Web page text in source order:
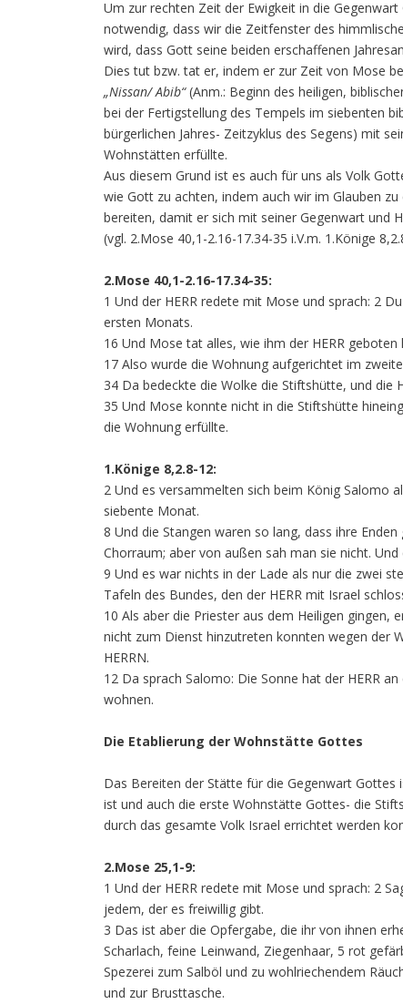
Um zur rechten Zeit der Ewigkeit in die
notwendig, dass wir die Zeitfenster des
wird, dass Gott seine beiden erschaffenen
Dies tut bzw. tat er, indem er zur Zeit von Mose
„Nissan/ Abib“(Anm.: Beginn des heiligen,
bei der Fertigstellung des Tempels im siebenten
bürgerlichen Jahres- Zeitzyklus des Segens) mit
Wohnstätten erfüllte.
Aus diesem Grund ist es auch für uns als Volk
wie Gott zu achten, indem auch wir im Glauben
bereiten, damit er sich mit seiner Gegenwart und
(vgl. 2.Mose 40,1-2.16-17.34-35 i.V.m. 1.Könige
2.Mose 40,1-2.16-17.34-35:
1 Und der HERR redete mit Mose und sprach: 2
ersten Monats.
16 Und Mose tat alles, wie ihm der HERR geboten
17 Also wurde die Wohnung aufgerichtet im
34 Da bedeckte die Wolke die Stiftshütte, und die
35 Und Mose konnte nicht in die Stiftshütte
die Wohnung erfüllte.
1.Könige 8,2.8-12:
2 Und es versammelten sich beim König Salomo
siebente Monat.
8 Und die Stangen waren so lang, dass ihre
Chorraum; aber von außen sah man sie nicht.
9 Und es war nichts in der Lade als nur die zwei
Tafeln des Bundes, den der HERR mit Israel
10 Als aber die Priester aus dem Heiligen gingen,
nicht zum Dienst hinzutreten konnten wegen der
HERRN.
12 Da sprach Salomo: Die Sonne hat der HERR
wohnen.
Die Etablierung der Wohnstätte Gottes
Das Bereiten der Stätte für die Gegenwart
ist und auch die erste Wohnstätte Gottes- die
durch das gesamte Volk Israel errichtet werden
2.Mose 25,1-9:
1 Und der HERR redete mit Mose und sprach: 2
jedem, der es freiwillig gibt.
3 Das ist aber die Opfergabe, die ihr von ihnen
Scharlach, feine Leinwand, Ziegenhaar, 5 rot
Spezerei zum Salböl und zu wohlriechendem
und zur Brusttasche.